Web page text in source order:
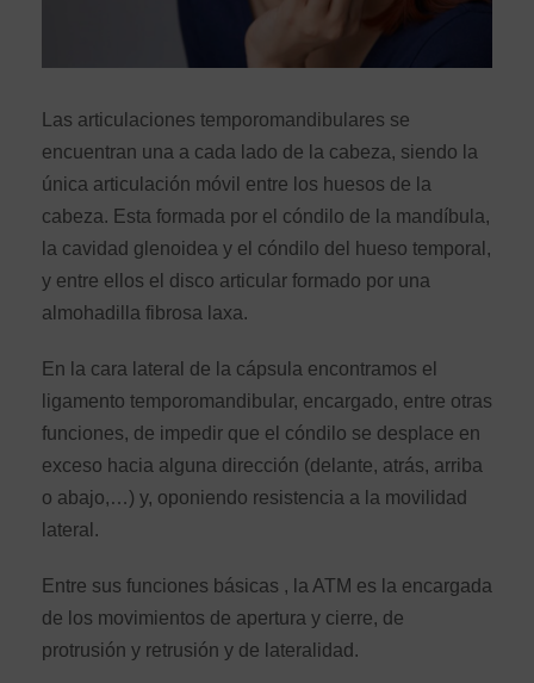
Las articulaciones temporomandibulares se
encuentran una a cada lado de la cabeza, siendo la
única articulación móvil entre los huesos de la
cabeza. Esta formada por el cóndilo de la mandíbula,
la cavidad glenoidea y el cóndilo del hueso temporal,
y entre ellos el disco articular formado por una
almohadilla fibrosa laxa.
En la cara lateral de la cápsula encontramos el
ligamento temporomandibular, encargado, entre otras
funciones, de impedir que el cóndilo se desplace en
exceso hacia alguna dirección (delante, atrás, arriba
o abajo,…) y, oponiendo resistencia a la movilidad
lateral.
Entre sus funciones básicas , la ATM es la encargada
de los movimientos de apertura y cierre, de
protrusión y retrusión y de lateralidad.